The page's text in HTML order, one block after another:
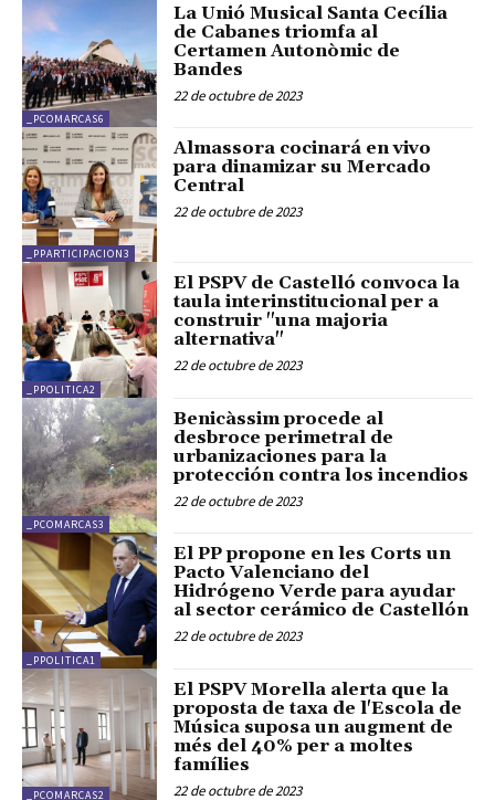
_PCOMARCAS6
La Unió Musical Santa Cecília
de Cabanes triomfa al
Certamen Autonòmic de
Bandes
22 de octubre de 2023
_PPARTICIPACION3
Almassora cocinará en vivo
para dinamizar su Mercado
Central
22 de octubre de 2023
_PPOLITICA2
El PSPV de Castelló convoca la
taula interinstitucional per a
construir "una majoria
alternativa"
22 de octubre de 2023
_PCOMARCAS3
Benicàssim procede al
desbroce perimetral de
urbanizaciones para la
protección contra los incendios
22 de octubre de 2023
_PPOLITICA1
El PP propone en les Corts un
Pacto Valenciano del
Hidrógeno Verde para ayudar
al sector cerámico de Castellón
22 de octubre de 2023
_PCOMARCAS2
El PSPV Morella alerta que la
proposta de taxa de l'Escola de
Música suposa un augment de
més del 40% per a moltes
famílies
22 de octubre de 2023